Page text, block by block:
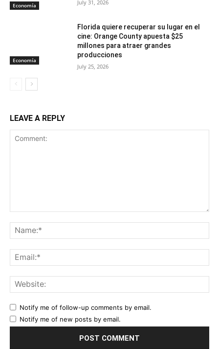
Economía July 31, 2026
Economía
Florida quiere recuperar su lugar en el
cine: Orange County apuesta $25
millones para atraer grandes
producciones
July 25, 2026
LEAVE A REPLY
Notify me of follow-up comments by email.
Notify me of new posts by email.